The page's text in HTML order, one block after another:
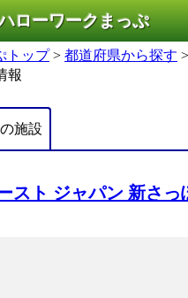
ローワークまっぷ
トップ> 都道府県から探す >
報
施設
スト ジャパン 新さっ